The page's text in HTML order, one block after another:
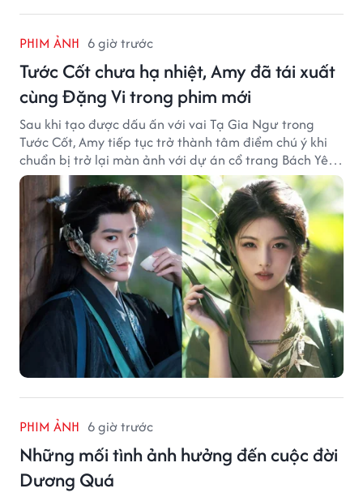
PHIM ẢNH 6 giờ trước
Tước Cốt chưa hạ nhiệt, Amy đã tái xuất
cùng Đặng Vi trong phim mới
Sau khi tạo được dấu ấn với vai Tạ Gia Ngư trong
Tước Cốt, Amy tiếp tục trở thành tâm điểm chú ý khi
chuẩn bị trở lại màn ảnh với dự án cổ trang Bách Yêu
Phổ.
PHIM ẢNH 6 giờ trước
Những mối tình ảnh hưởng đến cuộc đời
Dương Quá